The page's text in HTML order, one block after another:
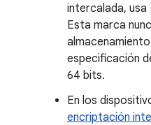
intercalada, usa
Esta marca
especificación
64 bits.
En los
encriptación